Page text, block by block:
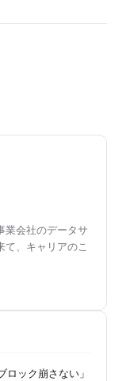
業会社のデータサ
て、キャリアのこ
ック崩さない」